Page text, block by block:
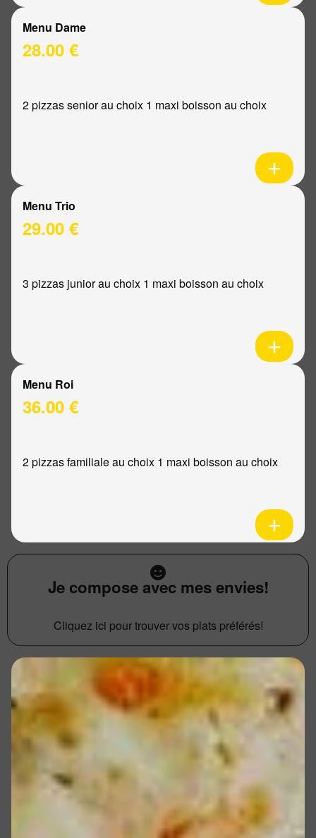
Menu Dame
28.00 €
2 pizzas senior au choix 1 maxi boisson au choix
Menu Trio
29.00 €
3 pizzas junior au choix 1 maxi boisson au choix
Menu Roi
36.00 €
2 pizzas familiale au choix 1 maxi boisson au choix
Je compose avec mes envies!
Cliquez ici pour trouver vos plats préférés!